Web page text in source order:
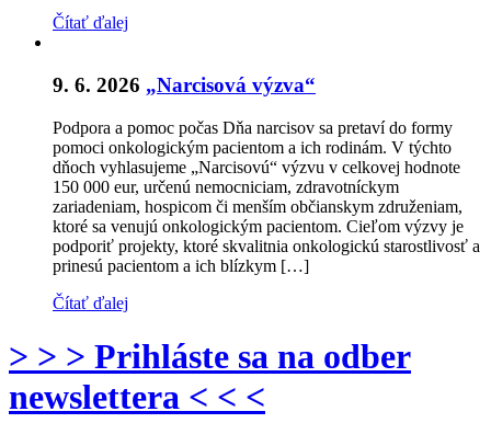
Čítať ďalej
9. 6. 2026 „Narcisová výzva“
Podpora a pomoc počas Dňa narcisov sa pretaví do formy
pomoci onkologickým pacientom a ich rodinám. V týchto
dňoch vyhlasujeme „Narcisovú“ výzvu v celkovej hodnote
150 000 eur, určenú nemocniciam, zdravotníckym
zariadeniam, hospicom či menším občianskym združeniam,
ktoré sa venujú onkologickým pacientom. Cieľom výzvy je
podporiť projekty, ktoré skvalitnia onkologickú starostlivosť a
prinesú pacientom a ich blízkym […]
Čítať ďalej
> > > Prihláste sa na odber
newslettera < < <